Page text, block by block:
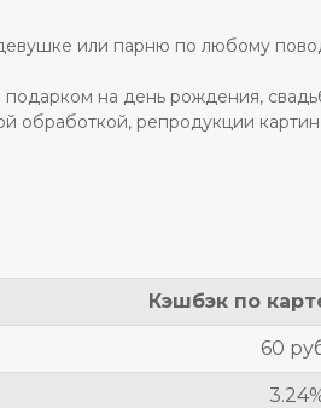
или парню по любому
подарком на день рождения,
обработкой, репродукции
Кэшбэк по
60